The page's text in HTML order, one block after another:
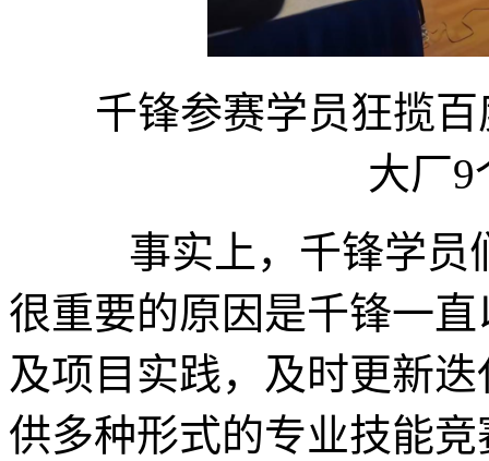
千锋参赛学员狂揽百
大厂
事实上，千锋学员
很重要的原因是千锋一
及项目实践，及时更新
供多种形式的专业技能